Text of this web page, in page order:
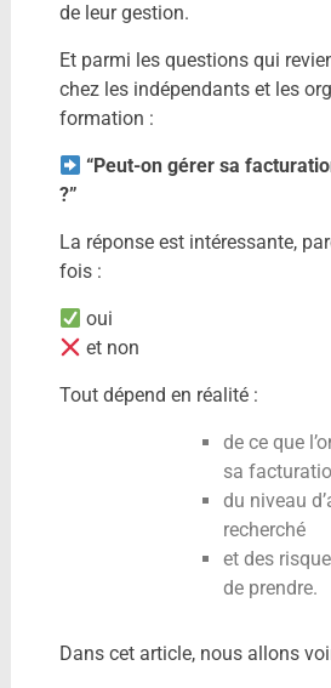
de leur gestion.
Et parmi les questions qui
chez les indépendants et les
formation :
“Peut-on gérer sa
?”
La réponse est intéressante,
fois :
oui
et non
Tout dépend en réalité :
de ce que
sa
du niveau
recherché
et des
de prendre.
Dans cet article, nous allons